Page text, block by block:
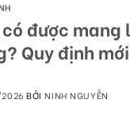
được mang
Quy định
BỞININH NGUYỄN